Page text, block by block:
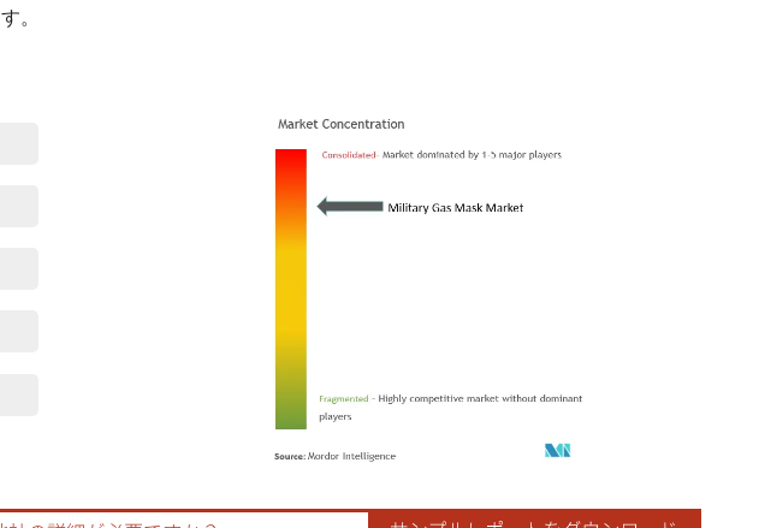
。
画像 © Mordor Intelligence。再利用にはCC BY 4.0の表示が必要です。